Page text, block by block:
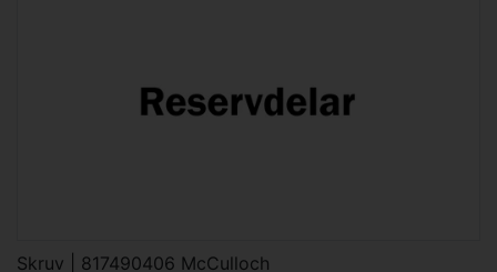
Skruv | 817490406 McCulloch